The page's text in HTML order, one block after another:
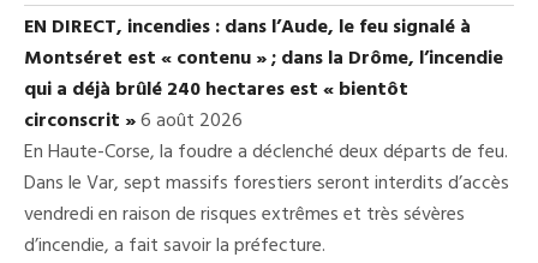
EN DIRECT, incendies : dans l’Aude, le feu signalé à
Montséret est « contenu » ; dans la Drôme, l’incendie
qui a déjà brûlé 240 hectares est « bientôt
circonscrit »6 août 2026
En Haute-Corse, la foudre a déclenché deux départs de feu.
Dans le Var, sept massifs forestiers seront interdits d’accès
vendredi en raison de risques extrêmes et très sévères
d’incendie, a fait savoir la préfecture.